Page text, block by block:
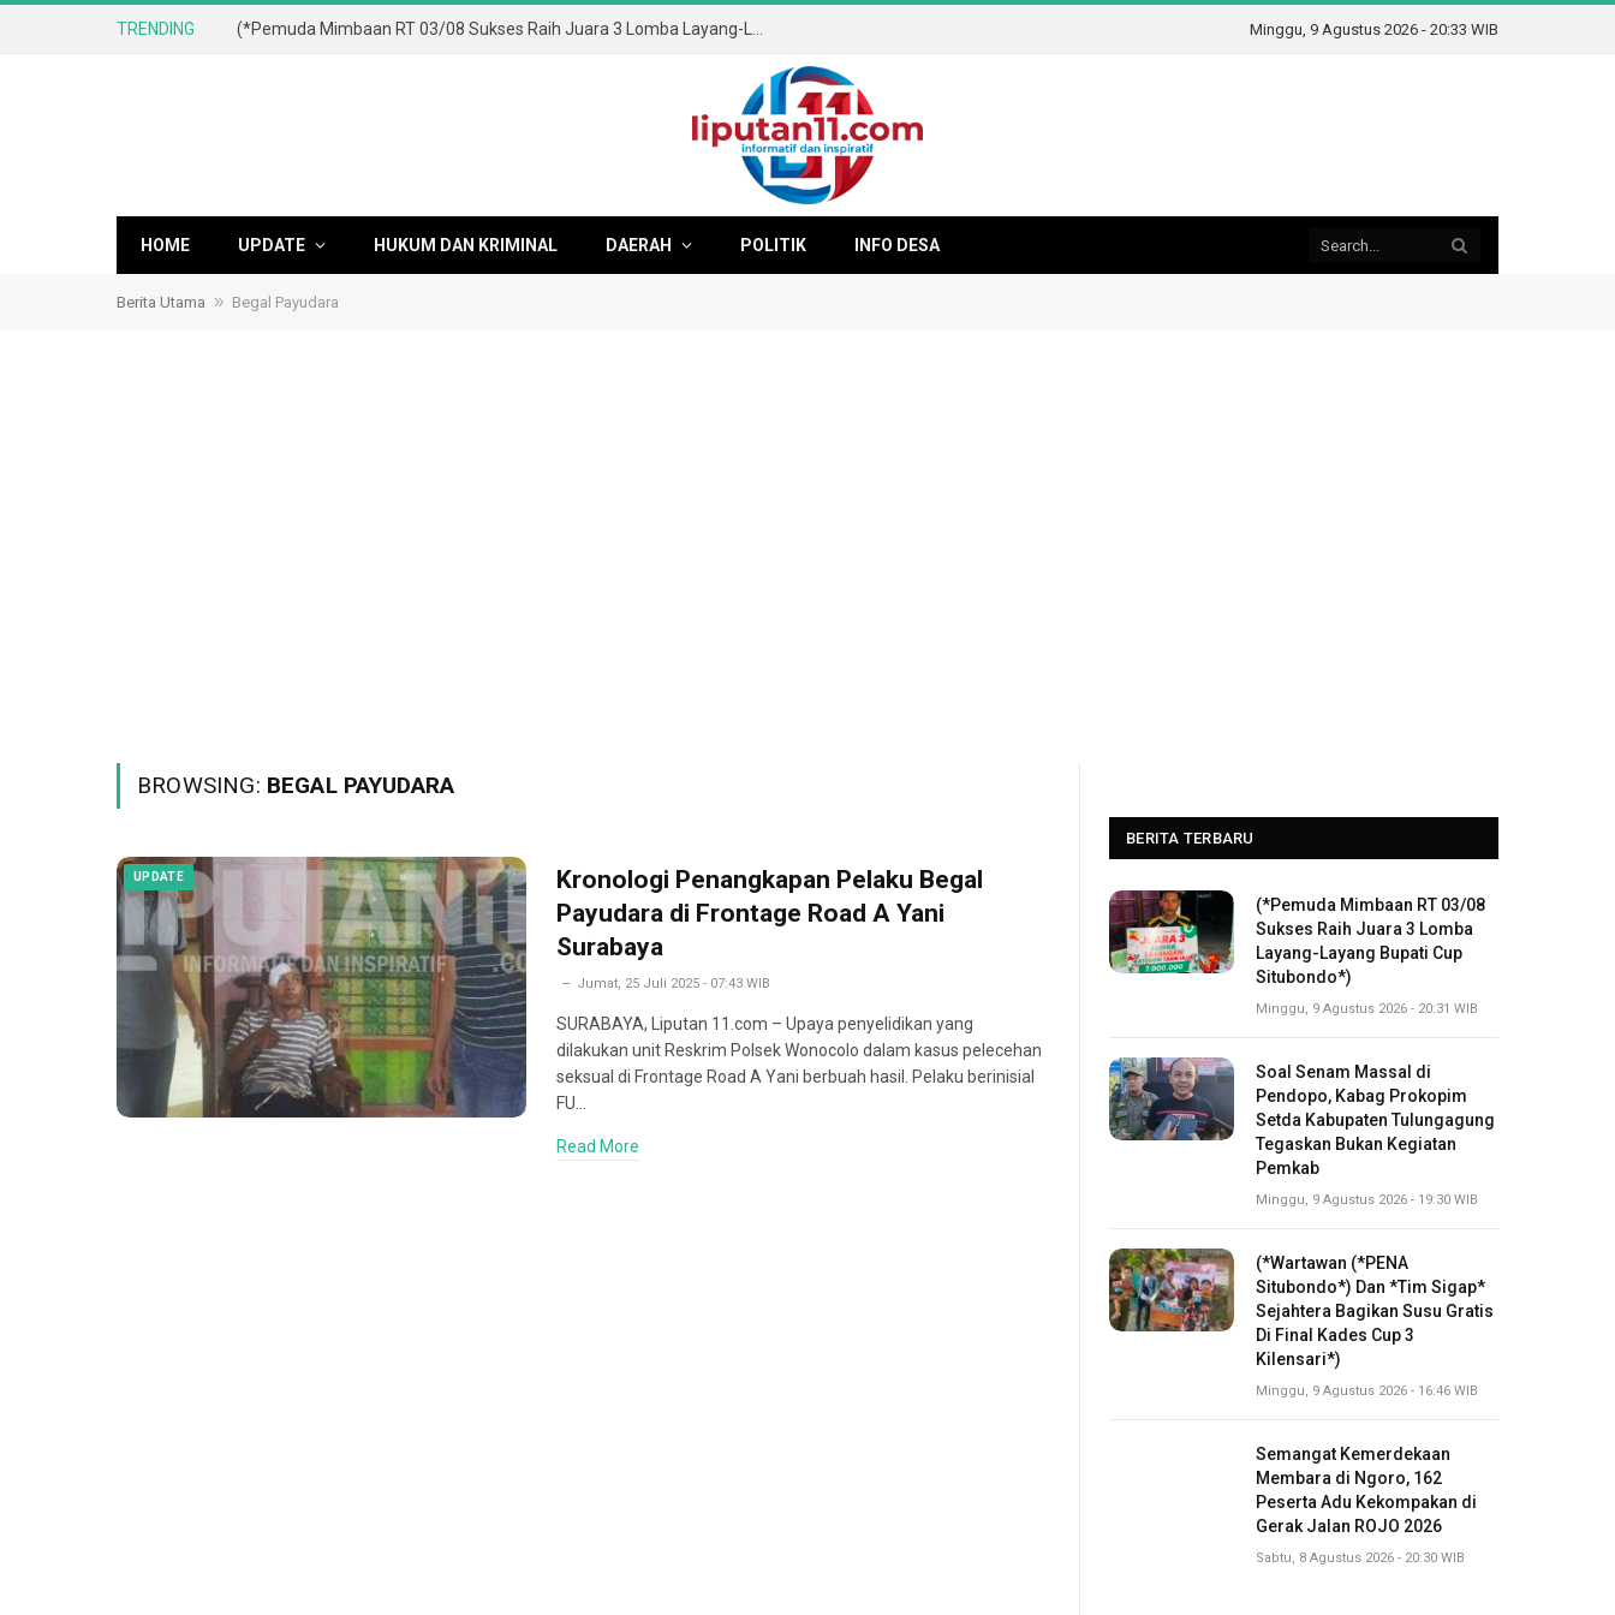
TRENDING Minggu, 9 Agustus 2026 - 20:33 WIB
HOME UPDATE HUKUM DAN KRIMINAL DAERAH POLITIK INFO DESA
Berita Utama » Begal Payudara
BROWSING: BEGAL PAYUDARA
UPDATE
Kronologi Penangkapan Pelaku Begal
Payudara di Frontage Road A Yani
Surabaya
Jumat, 25 Juli 2025 - 07:43 WIB
SURABAYA, Liputan 11.com – Upaya penyelidikan yang
dilakukan unit Reskrim Polsek Wonocolo dalam kasus pelecehan
seksual di Frontage Road A Yani berbuah hasil. Pelaku berinisial
FU…
Read More
BERITA TERBARU
(*Pemuda Mimbaan RT 03/08
Sukses Raih Juara 3 Lomba
Layang-Layang Bupati Cup
Situbondo*)
Minggu, 9 Agustus 2026 - 20:31 WIB
Soal Senam Massal di
Pendopo, Kabag Prokopim
Setda Kabupaten Tulungagung
Tegaskan Bukan Kegiatan
Pemkab
Minggu, 9 Agustus 2026 - 19:30 WIB
(*Wartawan (*PENA
Situbondo*) Dan *Tim Sigap*
Sejahtera Bagikan Susu Gratis
Di Final Kades Cup 3
Kilensari*)
Minggu, 9 Agustus 2026 - 16:46 WIB
Semangat Kemerdekaan
Membara di Ngoro, 162
Peserta Adu Kekompakan di
Gerak Jalan ROJO 2026
Sabtu, 8 Agustus 2026 - 20:30 WIB